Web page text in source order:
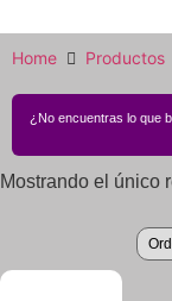
Home Productos
¿No encuentras lo que
Mostrando el único